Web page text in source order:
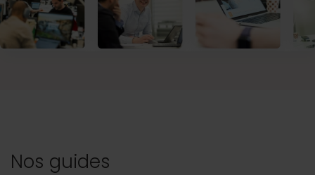
Nos guides